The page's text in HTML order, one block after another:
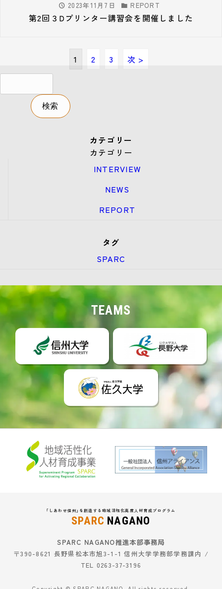
2023年11月7日 REPORT
第2回３Dプリンター講習会を開催しました
1 2 3 次 >
カテゴリー
カテゴリー
INTERVIEW
NEWS
REPORT
タグ
SPARC
TEAMS
「しあわせ信州」を創造する地域活性化高度人材育成プログラム
SPARC NAGANO
SPARC NAGANO推進本部事務局
〒390-8621 長野県松本市旭3-1-1 信州大学学務部学務課内 /
TEL 0263-37-3196